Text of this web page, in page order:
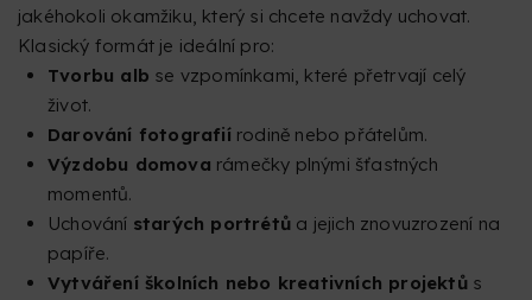
jakéhokoli okamžiku, který si chcete navždy uchovat.
Klasický formát je ideální pro:
Tvorbu alb se vzpomínkami, které přetrvají celý
život.
Darování fotografiírodině nebo přátelům.
Výzdobu domova rámečky plnými šťastných
momentů.
Uchování starých portrétů a jejich znovuzrození na
papíře.
Vytváření školních nebo kreativních projektůs